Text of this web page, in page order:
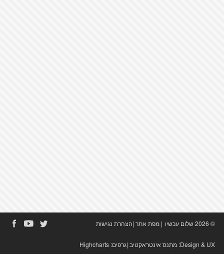
© 2026 שלום עכשיו | מפת אתר|הצהרת נגישות
Design & UX: מתנס אינטראקטיב|גרפים: Highcharts